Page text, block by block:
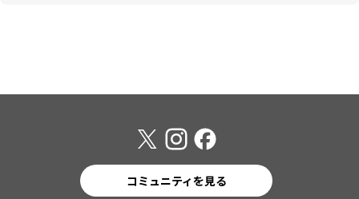
コミュニティを見る